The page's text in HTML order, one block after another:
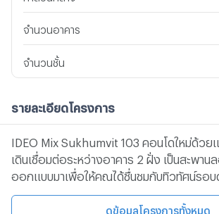
จำนวนอาคาร
จำนวนชั้น
รายละเอียดโครงการ
IDEO Mix Sukhumvit 103 คอนโดใหม่ด้วย
เดินเชื่อมต่อระหว่างอาคาร 2 ฝั่ง เป็นสะพาน
ออกแบบมาเพื่อให้คุณได้ชื่นชมกับทิวทัศน์รอบ
ระยะเวลาของการเดินทางให้กลายเป็นความสุ
ดูข้อมูลโครงการทั้งหมด